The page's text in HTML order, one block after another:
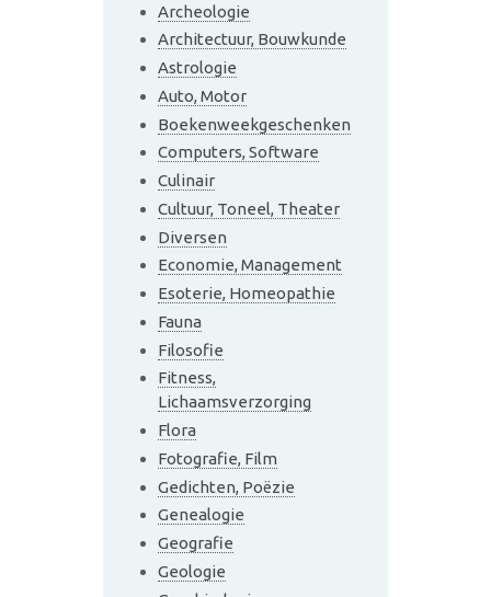
Archeologie
Architectuur, Bouwkunde
Astrologie
Auto, Motor
Boekenweekgeschenken
Computers, Software
Culinair
Cultuur, Toneel, Theater
Diversen
Economie, Management
Esoterie, Homeopathie
Fauna
Filosofie
Fitness,
Lichaamsverzorging
Flora
Fotografie, Film
Gedichten, Poëzie
Genealogie
Geografie
Geologie